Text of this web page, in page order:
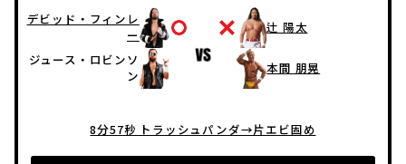
デビッド・フィンレ
ー
ジュース・ロビンソ
ン
辻 陽太
本間 朋晃
8分57秒 トラッシュパンダ→片エビ固め